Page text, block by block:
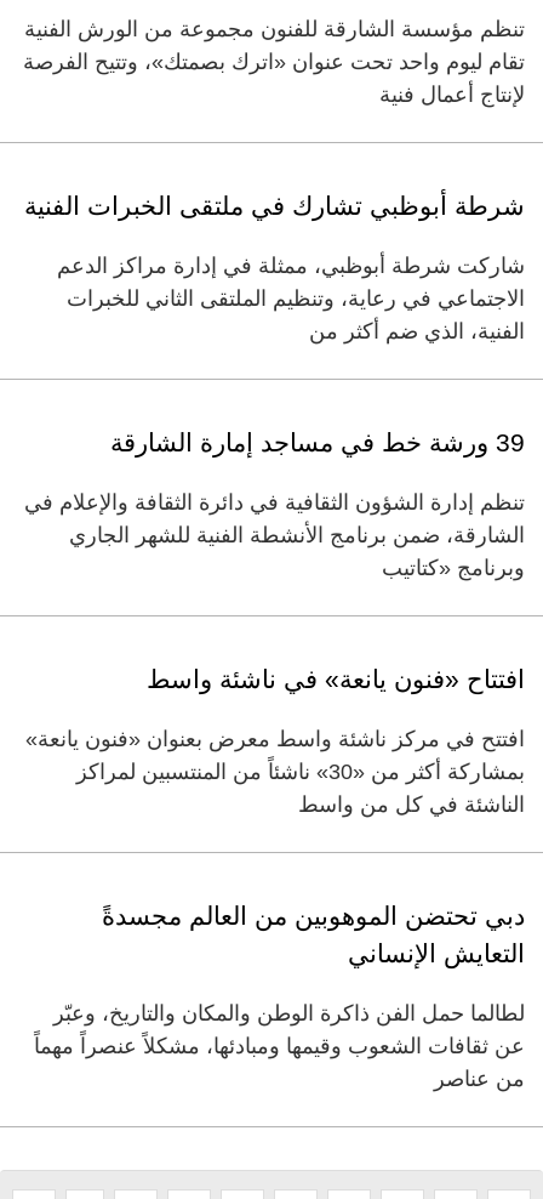
تنظم مؤسسة الشارقة للفنون مجموعة من الورش الفنية
تقام ليوم واحد تحت عنوان «اترك بصمتك»، وتتيح الفرصة
لإنتاج أعمال فنية
شرطة أبوظبي تشارك في ملتقى الخبرات الفنية
شاركت شرطة أبوظبي، ممثلة في إدارة مراكز الدعم
الاجتماعي في رعاية، وتنظيم الملتقى الثاني للخبرات
الفنية، الذي ضم أكثر من
39 ورشة خط في مساجد إمارة الشارقة
تنظم إدارة الشؤون الثقافية في دائرة الثقافة والإعلام في
الشارقة، ضمن برنامج الأنشطة الفنية للشهر الجاري
وبرنامج «كتاتيب
افتتاح «فنون يانعة» في ناشئة واسط
افتتح في مركز ناشئة واسط معرض بعنوان «فنون يانعة»
بمشاركة أكثر من «30» ناشئاً من المنتسبين لمراكز
الناشئة في كل من واسط
دبي تحتضن الموهوبين من العالم مجسدةً
التعايش الإنساني
لطالما حمل الفن ذاكرة الوطن والمكان والتاريخ، وعبّر
عن ثقافات الشعوب وقيمها ومبادئها، مشكلاً عنصراً مهماً
من عناصر